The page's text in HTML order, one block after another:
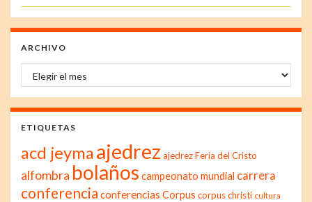
ARCHIVO
Archivo
ETIQUETAS
acd jeymaajedrez ajedrez Feria del Cristo
alfombra bolaños campeonato mundial carrera
conferencia conferencias Corpus corpus christi cultura